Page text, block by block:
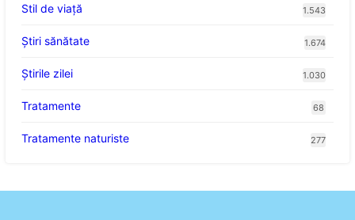
Stil de viaţă 1.543
Ştiri sănătate 1.674
Știrile zilei 1.030
Tratamente 68
Tratamente naturiste 277